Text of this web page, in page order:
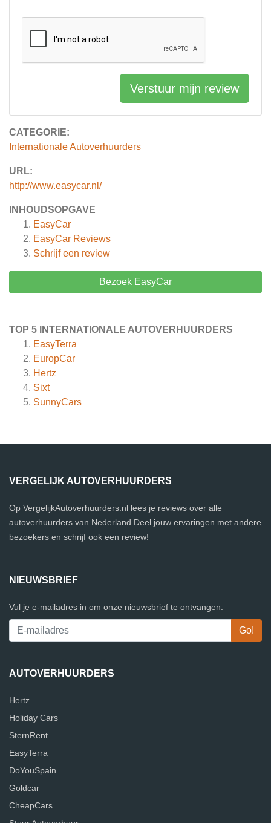
CATEGORIE:
Internationale Autoverhuurders
URL:
http://www.easycar.nl/
INHOUDSOPGAVE
EasyCar
EasyCar Reviews
Schrijf een review
Bezoek EasyCar
TOP 5 INTERNATIONALE AUTOVERHUURDERS
EasyTerra
EuropCar
Hertz
Sixt
SunnyCars
Verstuur mijn review
VERGELIJK AUTOVERHUURDERS
Op VergelijkAutoverhuurders.nl lees je reviews over alle
autoverhuurders van Nederland.Deel jouw ervaringen met andere
bezoekers en schrijf ook een review!
NIEUWSBRIEF
Vul je e-mailadres in om onze nieuwsbrief te ontvangen.
AUTOVERHUURDERS
Hertz
Holiday Cars
SternRent
EasyTerra
DoYouSpain
Goldcar
CheapCars